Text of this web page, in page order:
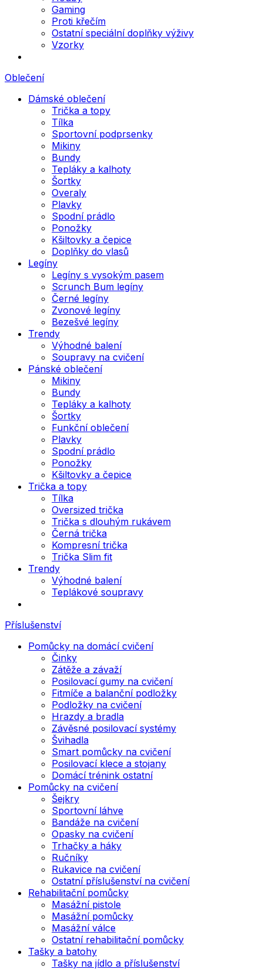
Gaming
Proti křečím
Ostatní speciální doplňky výživy
Vzorky
Oblečení
Dámské oblečení
Trička a topy
Tílka
Sportovní podprsenky
Mikiny
Bundy
Tepláky a kalhoty
Šortky
Overaly
Plavky
Spodní prádlo
Ponožky
Kšiltovky a čepice
Doplňky do vlasů
Legíny
Legíny s vysokým pasem
Scrunch Bum legíny
Černé legíny
Zvonové legíny
Bezešvé legíny
Trendy
Výhodné balení
Soupravy na cvičení
Pánské oblečení
Mikiny
Bundy
Tepláky a kalhoty
Šortky
Funkční oblečení
Plavky
Spodní prádlo
Ponožky
Kšiltovky a čepice
Trička a topy
Tílka
Oversized trička
Trička s dlouhým rukávem
Černá trička
Kompresní trička
Trička Slim fit
Trendy
Výhodné balení
Teplákové soupravy
Příslušenství
Pomůcky na domácí cvičení
Činky
Zátěže a závaží
Posilovací gumy na cvičení
Fitmíče a balanční podložky
Podložky na cvičení
Hrazdy a bradla
Závěsné posilovací systémy
Švihadla
Smart pomůcky na cvičení
Posilovací klece a stojany
Domácí trénink ostatní
Pomůcky na cvičení
Šejkry
Sportovní láhve
Bandáže na cvičení
Opasky na cvičení
Trhačky a háky
Ručníky
Rukavice na cvičení
Ostatní příslušenství na cvičení
Rehabilitační pomůcky
Masážní pistole
Masážní pomůcky
Masážní válce
Ostatní rehabilitační pomůcky
Tašky a batohy
Tašky na jídlo a příslušenství